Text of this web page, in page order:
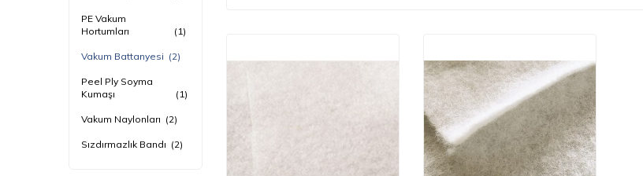
PE Vakum
Hortumları
(1)
Vakum Battanyesi (2)
Peel Ply Soyma
Kumaşı
(1)
Vakum Naylonları (2)
Sızdırmazlık Bandı (2)